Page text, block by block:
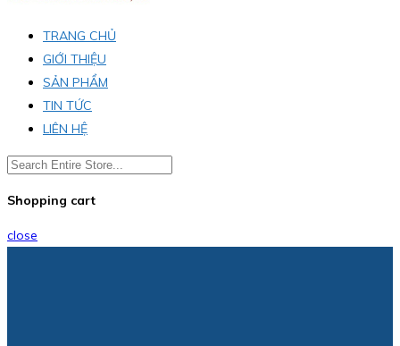
TRANG CHỦ
GIỚI THIỆU
SẢN PHẨM
TIN TỨC
LIÊN HỆ
Shopping cart
close